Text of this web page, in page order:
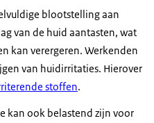
blootstelling aan
van de huid aantasten, wat
kan verergeren. Werkenden
van huidirritaties. Hierover
stoffen.
kan ook belastend zijn voor